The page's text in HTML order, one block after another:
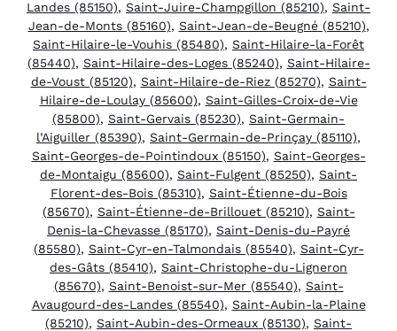
Landes (85150), Saint-Juire-Champgillon (85210), Saint-
Jean-de-Monts (85160), Saint-Jean-de-Beugné (85210),
Saint-Hilaire-le-Vouhis (85480), Saint-Hilaire-la-Forêt
(85440), Saint-Hilaire-des-Loges (85240), Saint-Hilaire-
de-Voust (85120), Saint-Hilaire-de-Riez (85270), Saint-
Hilaire-de-Loulay (85600), Saint-Gilles-Croix-de-Vie
(85800), Saint-Gervais (85230), Saint-Germain-
l’Aiguiller (85390), Saint-Germain-de-Prinçay (85110),
Saint-Georges-de-Pointindoux (85150), Saint-Georges-
de-Montaigu (85600), Saint-Fulgent (85250), Saint-
Florent-des-Bois (85310), Saint-Étienne-du-Bois
(85670), Saint-Étienne-de-Brillouet (85210), Saint-
Denis-la-Chevasse (85170), Saint-Denis-du-Payré
(85580), Saint-Cyr-en-Talmondais (85540), Saint-Cyr-
des-Gâts (85410), Saint-Christophe-du-Ligneron
(85670), Saint-Benoist-sur-Mer (85540), Saint-
Avaugourd-des-Landes (85540), Saint-Aubin-la-Plaine
(85210), Saint-Aubin-des-Ormeaux (85130), Saint-